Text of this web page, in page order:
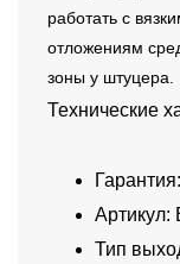
работать с
отложениям
зоны у штуцера.
Технические
Артикул:
Тип